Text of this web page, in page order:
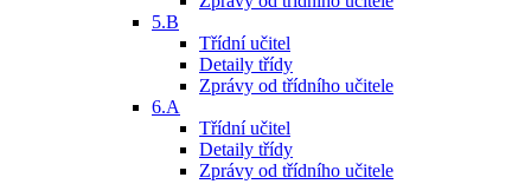
5.B
Třídní učitel
Detaily třídy
Zprávy od třídního učitele
6.A
Třídní učitel
Detaily třídy
Zprávy od třídního učitele